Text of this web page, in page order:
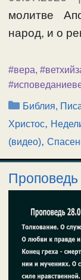
молитве
народ, и о
#вера,
Рубрики
Библия,
Христос,
(видео),